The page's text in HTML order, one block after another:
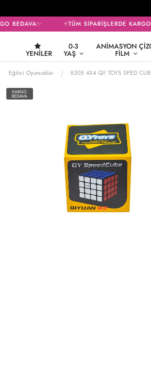
BEDAVA✨ ⚡TÜM SİPARİŞLERDE KARGO
YENILER
0-3
YAŞ
ANIMASYON
FILM
Eğitici Oyuncaklar 8305 4X4 QY TOYS SPED
KARGO
BEDAVA